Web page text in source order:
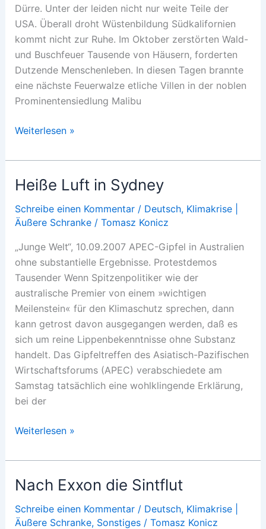
Dürre. Unter der leiden nicht nur weite Teile der
USA. Überall droht Wüstenbildung Südkalifornien
kommt nicht zur Ruhe. Im Oktober zerstörten Wald-
und Buschfeuer Tausende von Häusern, forderten
Dutzende Menschenleben. In diesen Tagen brannte
eine nächste Feuerwalze etliche Villen in der noblen
Prominentensiedlung Malibu
Gemäßigt
gestern
Weiterlesen »
Heiße Luft in Sydney
Schreibe einen Kommentar / Deutsch, Klimakrise |
Äußere Schranke/ Tomasz Konicz
„Junge Welt“, 10.09.2007 APEC-Gipfel in Australien
ohne substantielle Ergebnisse. Protestdemos
Tausender Wenn Spitzenpolitiker wie der
australische Premier von einem »wichtigen
Meilenstein« für den Klimaschutz sprechen, dann
kann getrost davon ausgegangen werden, daß es
sich um reine Lippenbekenntnisse ohne Substanz
handelt. Das Gipfeltreffen des Asiatisch-Pazifischen
Wirtschaftsforums (APEC) verabschiedete am
Samstag tatsächlich eine wohlklingende Erklärung,
bei der
Heiße
in
Weiterlesen »
Nach Exxon die Sintflut
Schreibe einen Kommentar / Deutsch, Klimakrise |
Äußere Schranke, Sonstiges/ Tomasz Konicz